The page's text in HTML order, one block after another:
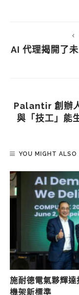
AI 代理揭開了
Palantir 創辦
與「技工」能
YOU MIGHT ALSO
施耐德電氣夥輝
機架新標準